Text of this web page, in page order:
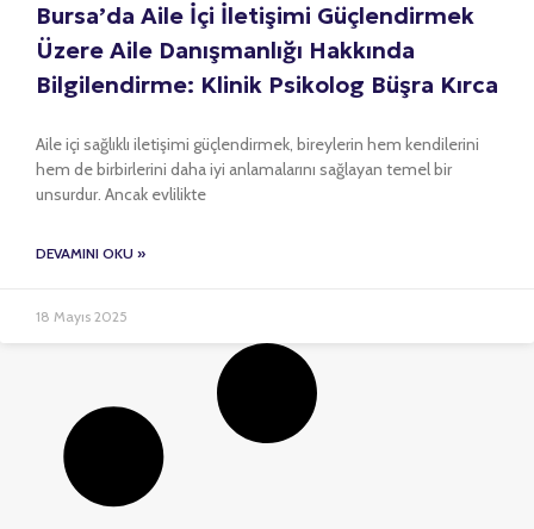
Bursa’da Aile İçi İletişimi Güçlendirmek
Üzere Aile Danışmanlığı Hakkında
Bilgilendirme: Klinik Psikolog Büşra Kırca
Aile içi sağlıklı iletişimi güçlendirmek, bireylerin hem kendilerini
hem de birbirlerini daha iyi anlamalarını sağlayan temel bir
unsurdur. Ancak evlilikte
DEVAMINI OKU »
18 Mayıs 2025